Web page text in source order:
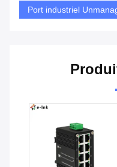
Port industriel